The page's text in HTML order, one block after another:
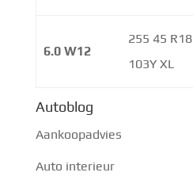
6.0 W12
255 45 R18
103Y XL
Autoblog
Aankoopadvies
Auto interieur